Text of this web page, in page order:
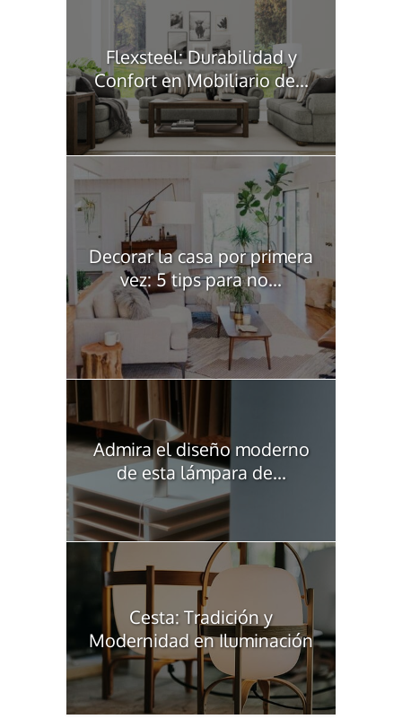
Flexsteel: Durabilidad y
Confort en Mobiliario de...
Decorar la casa por primera
vez: 5 tips para no...
Admira el diseño moderno
de esta lámpara de...
Cesta: Tradición y
Modernidad en Iluminación